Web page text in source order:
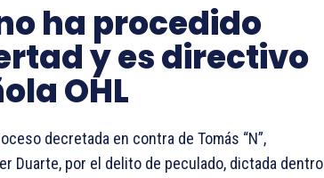
ha procedido
y es directivo
OHL
decretada en contra de Tomás “N”,
Duarte, por el delito de peculado, dictada dentro